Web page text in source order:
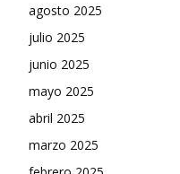
agosto 2025
julio 2025
junio 2025
mayo 2025
abril 2025
marzo 2025